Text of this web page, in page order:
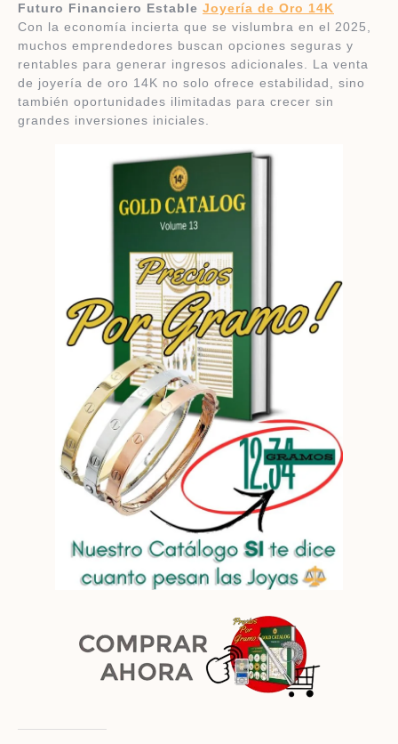
Futuro Financiero Estable Joyería de Oro 14K
Con la economía incierta que se vislumbra en el 2025,
muchos emprendedores buscan opciones seguras y
rentables para generar ingresos adicionales. La venta
de joyería de oro 14K no solo ofrece estabilidad, sino
también oportunidades ilimitadas para crecer sin
grandes inversiones iniciales.